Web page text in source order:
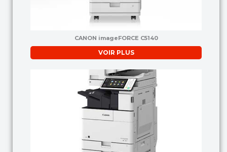
CANON imageFORCE C5140
VOIR PLUS